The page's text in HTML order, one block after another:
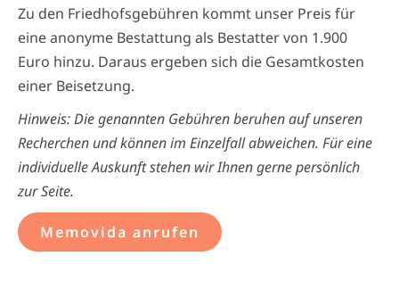
Zu den Friedhofsgebühren kommt unser Preis für
eine anonyme Bestattung als Bestatter von 1.900
Euro hinzu. Daraus ergeben sich die Gesamtkosten
einer Beisetzung.
Hinweis: Die genannten Gebühren beruhen auf unseren
Recherchen und können im Einzelfall abweichen. Für eine
individuelle Auskunft stehen wir Ihnen gerne persönlich
zur Seite.
Memovida anrufen